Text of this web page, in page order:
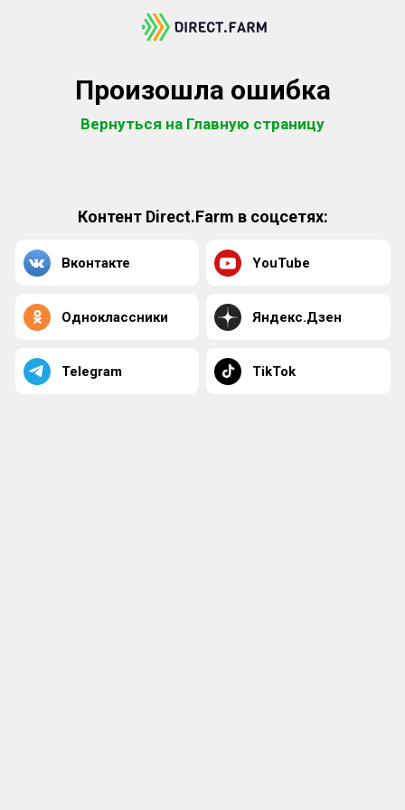
Произошла ошибка
Вернуться на Главную страницу
Контент Direct.Farm в соцсетях:
Вконтакте YouTube
Одноклассники Яндекс.Дзен
Telegram TikTok